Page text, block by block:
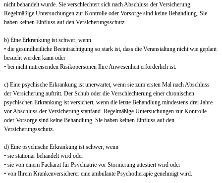
nicht behandelt wurde. Sie verschlechtert sich nach Abschluss der Versicherung.
Regelmäßige Untersuchungen zur Kontrolle oder Vorsorge sind keine Behandlung. Sie
haben keinen Einfluss auf den Versicherungsschutz.
b) Eine Erkrankung ist schwer, wenn
• die gesundheitliche Beeinträchtigung so stark ist, dass die Veranstaltung nicht wie geplant
besucht werden kann oder
• bei nicht mitreisenden Risikopersonen Ihre Anwesenheit erforderlich ist.
c) Eine psychische Erkrankung ist unerwartet, wenn sie zum ersten Mal nach Abschluss
der Versicherung auftritt. Der Schub oder die Verschlechterung einer chronischen
psychischen Erkrankung ist versichert, wenn die letzte Behandlung mindestens drei Jahre
vor Abschluss der Versicherung stattfand. Regelmäßige Untersuchungen zur Kontrolle
oder Vorsorge sind keine Behandlung. Sie haben keinen Einfluss auf den
Versicherungsschutz.
d) Eine psychische Erkrankung ist schwer, wenn
• sie stationär behandelt wird oder
• sie von einem Facharzt für Psychiatrie vor Stornierung attestiert wird oder
• von Ihrem Krankenversicherer eine ambulante Psychotherapie genehmigt wird.